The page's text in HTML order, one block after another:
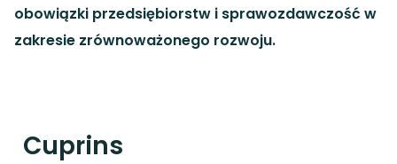
obowiązki przedsiębiorstw i sprawozdawczość w
zakresie zrównoważonego rozwoju.
Cuprins